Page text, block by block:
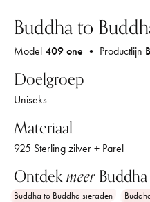
Buddha to
Model409 one • Productlijn
Doelgroep
Uniseks
Materiaal
925 Sterling zilver + Parel
Ontdekmeer
Buddha to Buddha sieraden